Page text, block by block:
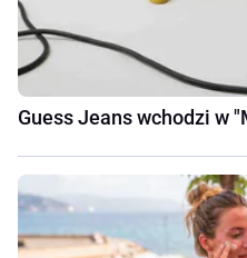
Guess Jeans wchodzi w